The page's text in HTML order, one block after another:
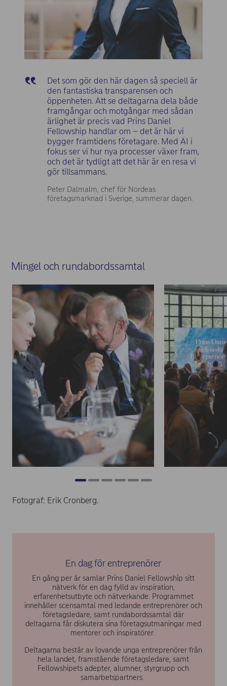
Det som gör den här dagen så speciell är
den fantastiska transparensen och
öppenheten. Att se deltagarna dela både
framgångar och motgångar med sådan
ärlighet är precis vad Prins Daniel
Fellowship handlar om – det är här vi
bygger framtidens företagare. Med AI i
fokus ser vi hur nya processer växer fram,
och det är tydligt att det här är en resa vi
gör tillsammans.
Peter Dalmalm, chef för Nordeas
företagsmarknad i Sverige, summerar dagen.
Mingel och rundabordssamtal
Fotograf: Erik Cronberg.
En dag för entreprenörer
En gång per år samlar Prins Daniel Fellowship sitt
nätverk för en dag fylld av inspiration,
erfarenhetsutbyte och nätverkande. Programmet
innehåller scensamtal med ledande entreprenörer och
företagsledare, samt rundabordssamtal där
deltagarna får diskutera sina företagsutmaningar med
mentorer och inspiratörer.
Deltagarna består av lovande unga entreprenörer från
hela landet, framstående företagsledare, samt
Fellowshipets adepter, alumner, styrgrupp och
samarbetspartners.